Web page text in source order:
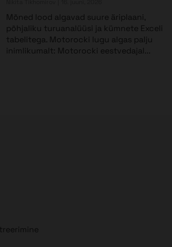
Mõned lood algavad suure äriplaani,
põhjaliku turuanalüüsi ja kümnete Exceli
tabelitega. Motorocki lugu algas palju
inimlikumalt: Motorocki eestvedajal...